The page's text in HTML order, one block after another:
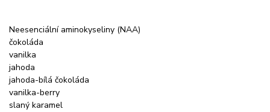
Neesenciální aminokyseliny (NAA)
čokoláda
vanilka
jahoda
jahoda-bílá čokoláda
vanilka-berry
slaný karamel